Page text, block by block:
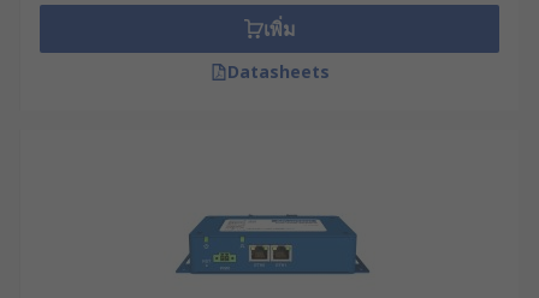
ๆ และต้องการระบบสำรองหรือไม่
กำหนดความต้องการด้านแบนด์วิดท์ : คำนวณ
ปริมาณข้อมูลที่จะถูกส่งผ่านอุปกรณ์เครือข่าย
เช่น VPN, Firewall, การเข้ารหัสข้อมูล หรือ
ระบบตรวจจับและป้องกันการบุกรุก
เพิ่ม
Datasheets